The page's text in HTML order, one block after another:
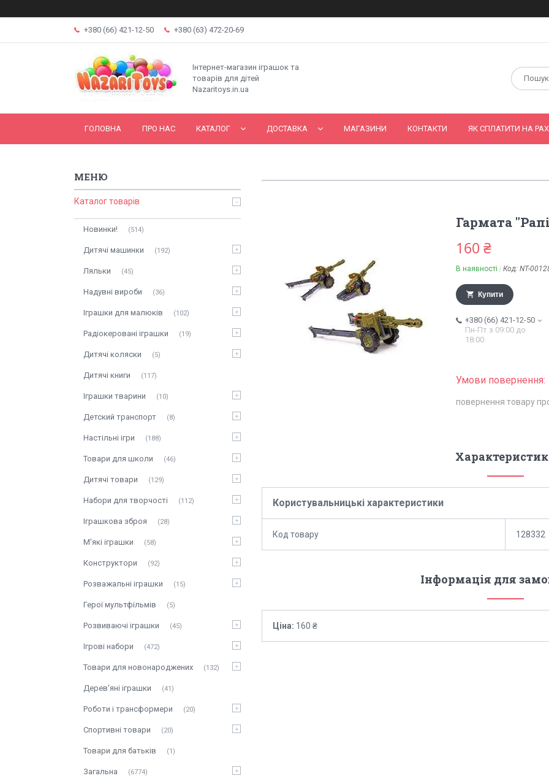
+380 (66) 421-12-50 +380 (63) 472-20-69
Інтернет-магазин іграшок та
товарів для дітей
Nazaritoys.in.ua
ГОЛОВНА ПРО НАС КАТАЛОГ ДОСТАВКА МАГАЗИНИ КОНТАКТИ ЯК СПЛАТИТИ НА
Гармата
160 ₴
В наявності Код: NT-
Купити
+380 (66) 421-12-50
Пн-Пт з 09:00 до
18:00
повернення товару
Користувальницькі характеристики
Код товару 128332
Інформація для
Ціна: 160 ₴
Каталог товарів
Новинки! 514
Дитячі машинки 192
Ляльки 45
Надувні вироби 36
Іграшки для малюків 102
Радіокеровані іграшки 19
Дитячі коляски 5
Дитячі книги 117
Іграшки тварини 10
Детский транспорт 8
Настільні ігри 188
Товари для школи 46
Дитячі товари 129
Набори для творчості 112
Іграшкова зброя 28
М'які іграшки 58
Конструктори 92
Розважальні іграшки 15
Герої мультфільмів 5
Розвиваючі іграшки 45
Ігрові набори 472
Товари для новонароджених 132
Дерев'яні іграшки 41
Роботи і трансформери 20
Спортивні товари 20
Товари для батьків 1
Загальна 6774